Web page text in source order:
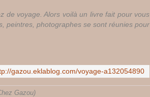
de voyage. Alors voilà un livre fait pour vous
peintres, photographes se sont réunies pour
gazou.eklablog.com/voyage-a132054890
Gazou)